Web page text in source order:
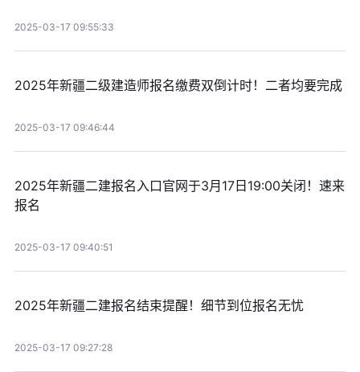
2025-03-17 09:55:33
2025年新疆二级建造师报名缴费双倒计时！二者均要完成
2025-03-17 09:46:44
2025年新疆二建报名入口官网于3月17日19:00关闭！速来
报名
2025-03-17 09:40:51
2025年新疆二建报名结束提醒！细节到位报名无忧
2025-03-17 09:27:28